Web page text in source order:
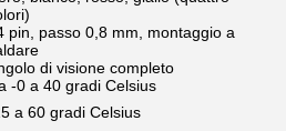
pin, passo 0,8 mm, montaggio a
di visione completo
-0 a 40 gradi Celsius
a 60 gradi Celsius